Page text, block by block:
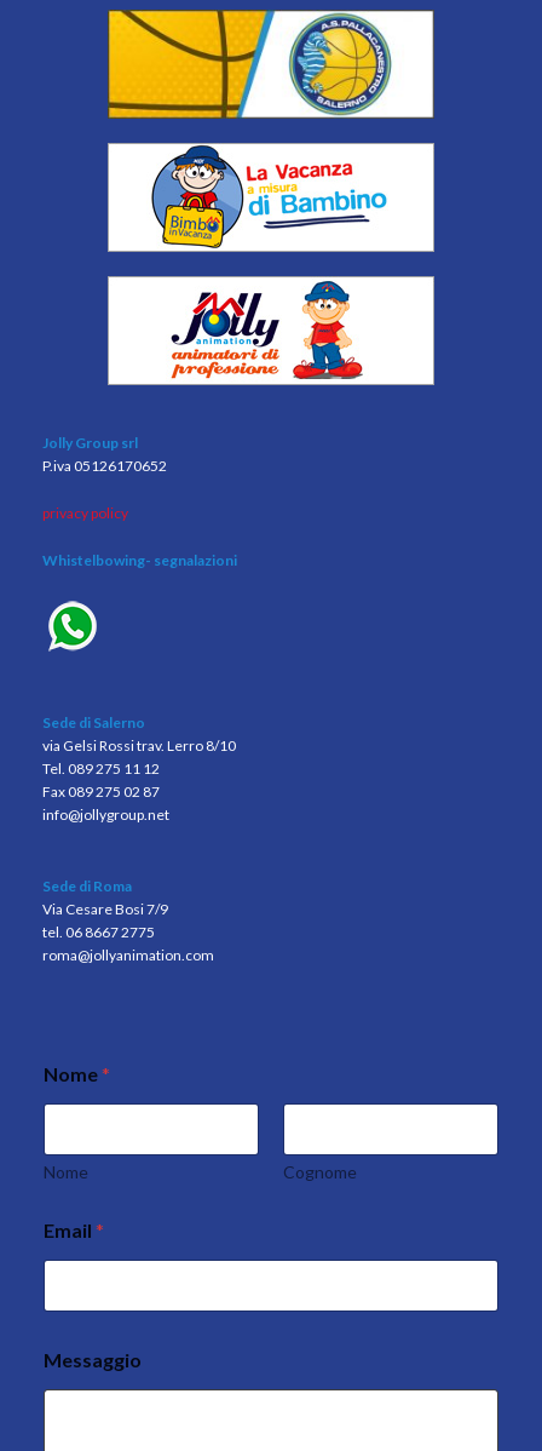
Jolly Group srl
P.iva 05126170652
privacy policy
Whistelbowing- segnalazioni
Sede di Salerno
via Gelsi Rossi trav. Lerro 8/10
Tel. 089 275 11 12
Fax 089 275 02 87
info@jollygroup.net
Sede di Roma
Via Cesare Bosi 7/9
tel. 06 8667 2775
roma@jollyanimation.com
Nome*
Nome Cognome
Email *
Messaggio